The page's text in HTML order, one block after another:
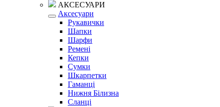
АКСЕСУАРИ
Аксесуари
Рукавички
Шапки
Шарфи
Ремені
Кепки
Сумки
Шкарпетки
Гаманці
Нижня Білизна
Сланці